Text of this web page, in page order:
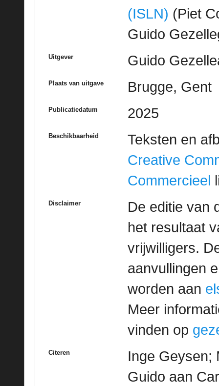
(ISLN) (Piet
Guido
Uitgever Guido
Plaats van uitgave Brugge, Gent
Publicatiedatum 2025
Beschikbaarheid
Teksten en
Creative
Commercieel
Disclaimer
De editie van
het resultaat
vrijwilligers.
aanvullingen
worden aan
Meer
vinden op
Citeren
Inge Geysen;
Guido aan